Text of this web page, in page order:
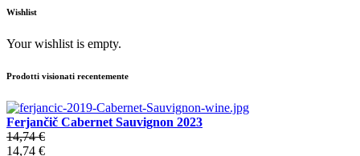
Wishlist
Your wishlist is empty.
Prodotti visionati recentemente
Ferjančič Cabernet Sauvignon 2023
14,74 €
14,74 €